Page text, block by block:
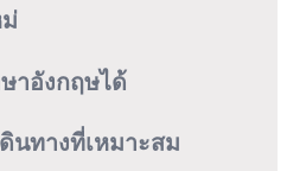
าอังกฤษได้
นทางที่เหมาะสม